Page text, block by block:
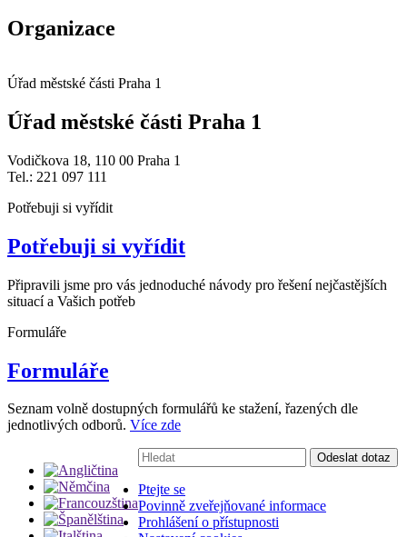
Organizace
Úřad městské části Praha 1
Úřad městské části Praha 1
Vodičkova 18, 110 00 Praha 1
Tel.: 221 097 111
Potřebuji si vyřídit
Potřebuji si vyřídit
Připravili jsme pro vás jednoduché návody pro řešení nejčastějších
situací a Vašich potřeb
Formuláře
Formuláře
Seznam volně dostupných formulářů ke stažení, řazených dle
jednotlivých odborů. Více zde
Vyhledávání:
Odeslat dotaz
Ptejte se
Povinně zveřejňované informace
Prohlášení o přístupnosti